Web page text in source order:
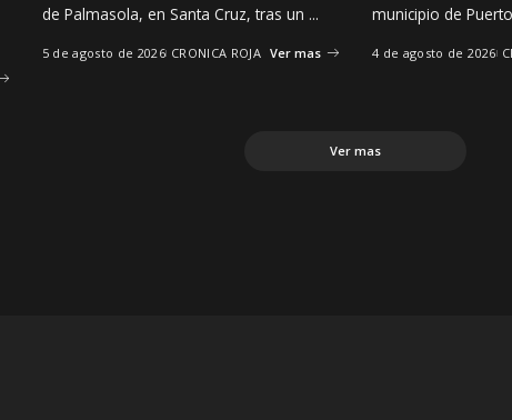
de Palmasola, en Santa Cruz, tras un ...
5 de agosto de 2026 CRONICA ROJA Ver mas
municipio de
4 de agosto de 2026
Ver mas